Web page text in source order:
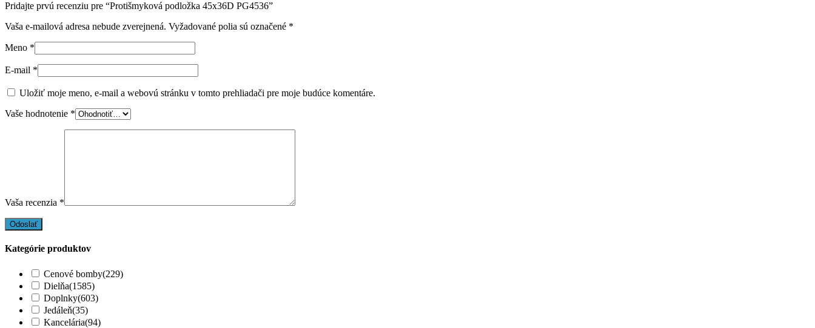
Pridajte prvú recenziu pre “Protišmyková podložka 45x36D PG4536”
Vaša e-mailová adresa nebude zverejnená. Vyžadované polia sú označené *
Meno *
E-mail *
Uložiť moje meno, e-mail a webovú stránku v tomto prehliadači pre moje budúce komentáre.
Vaše hodnotenie *
Vaša recenzia *
Kategórie produktov
Cenové bomby(229)
Dielňa(1585)
Doplnky(603)
Jedáleň(35)
Kancelária(94)